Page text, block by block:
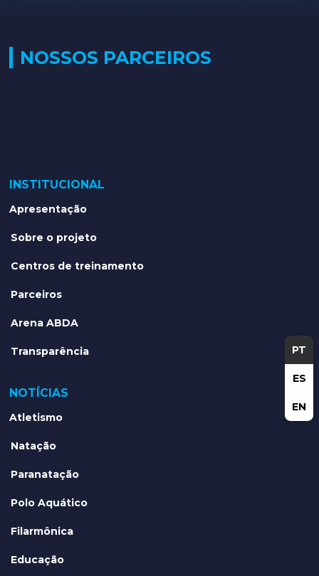
PT
ES
EN
NOSSOS PARCEIROS
INSTITUCIONAL
Apresentação
Sobre o projeto
Centros de treinamento
Parceiros
Arena ABDA
Transparência
NOTÍCIAS
Atletismo
Natação
Paranatação
Polo Aquático
Filarmônica
Educação